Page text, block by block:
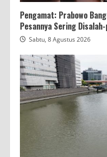
Pengamat: Prabowo
Pesannya Sering
Sabtu, 8 Agustus 2026